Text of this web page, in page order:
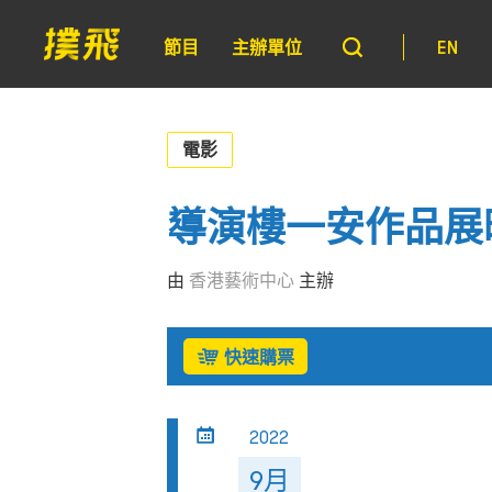
節目 主辦單位 EN
電影
導演樓一安作品
由 香港藝術中心 主辦
快速購票
2022
9月